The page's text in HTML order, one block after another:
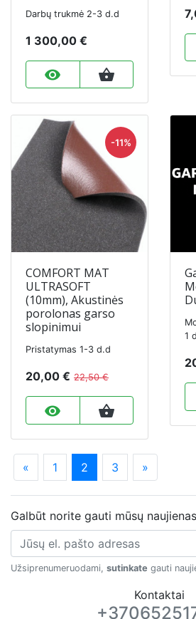
Darbų trukmė 2-3 d.d
1 300,00 €
remove_red_eye shopping_basket
-11%
COMFORT MAT
ULTRASOFT
(10mm), Akustinės
porolonas garso
slopinimui
Pristatymas 1-3 d.d
20,00 € 22,50 €
remove_red_eye shopping_basket
1
« 1 2 3 »
Galbūt norite gauti mūsų
Užsiprenumeruodami, sutinkate gauti
Kontaktai